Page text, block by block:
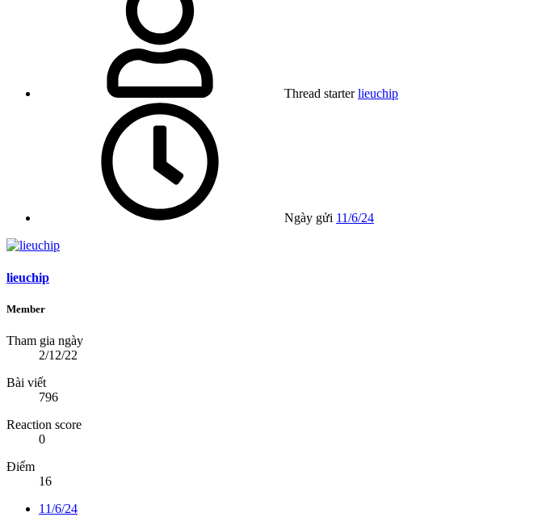
Thread starter lieuchip
Ngày gửi 11/6/24
lieuchip
Member
Tham gia ngày
2/12/22
Bài viết
796
Reaction score
0
Điểm
16
11/6/24